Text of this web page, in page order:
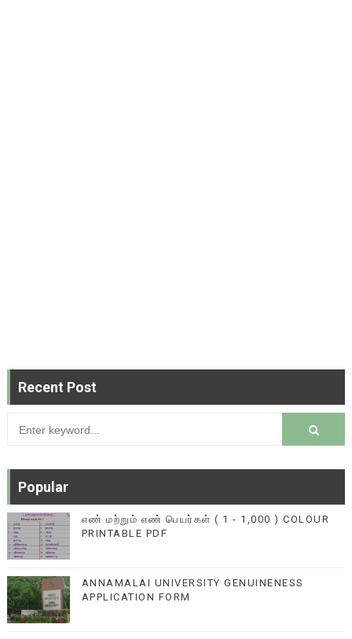
Recent Post
Popular
எண் மற்றும் எண் பெயர்கள் ( 1 - 1,000 ) COLOUR
PRINTABLE PDF
ANNAMALAI UNIVERSITY GENUINENESS
APPLICATION FORM